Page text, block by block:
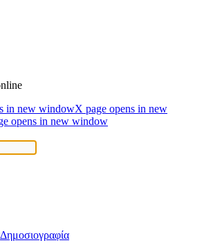
in new windowX page opens in new
opens in new window